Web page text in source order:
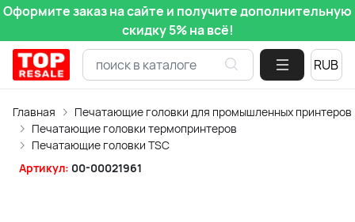
Оформите заказ на сайте и получите дополнительную
скидку 5% на всё!
Главная
Печатающие головки для промышленных принтеров
Печатающие головки термопринтеров
Печатающие головки TSC
Артикул: 00-00021961